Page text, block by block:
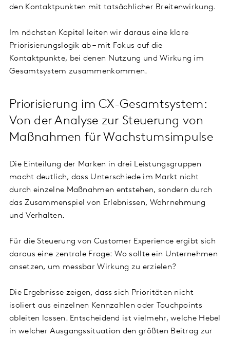
den Kontaktpunkten mit tatsächlicher Breitenwirkung.
Im nächsten Kapitel leiten wir daraus eine klare
Priorisierungslogik ab – mit Fokus auf die
Kontaktpunkte, bei denen Nutzung und Wirkung im
Gesamtsystem zusammenkommen.
Priorisierung im CX-Gesamtsystem:
Von der Analyse zur Steuerung von
Maßnahmen für Wachstumsimpulse
Die Einteilung der Marken in drei Leistungsgruppen
macht deutlich, dass Unterschiede im Markt nicht
durch einzelne Maßnahmen entstehen, sondern durch
das Zusammenspiel von Erlebnissen, Wahrnehmung
und Verhalten.
Für die Steuerung von Customer Experience ergibt sich
daraus eine zentrale Frage: Wo sollte ein Unternehmen
ansetzen, um messbar Wirkung zu erzielen?
Die Ergebnisse zeigen, dass sich Prioritäten nicht
isoliert aus einzelnen Kennzahlen oder Touchpoints
ableiten lassen. Entscheidend ist vielmehr, welche Hebel
in welcher Ausgangssituation den größten Beitrag zur